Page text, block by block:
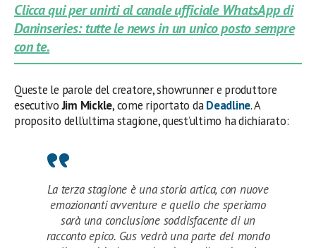
Clicca qui per unirti al canale ufficiale WhatsApp di
Daninseries: tutte le news in un unico posto sempre
con te.
Queste le parole del creatore, showrunner e produttore
esecutivoJim Mickle, come riportato daDeadline. A
proposito dell’ultima stagione, quest’ultimo ha dichiarato:
La terza stagione è una storia artica, con nuove
emozionanti avventure e quello che speriamo
sarà una conclusione soddisfacente di un
racconto epico. Gus vedrà una parte del mondo